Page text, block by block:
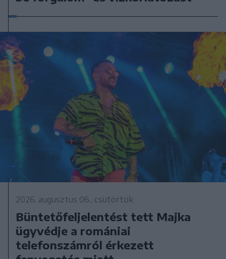
2026. augusztus 06., csütörtök
Büntetőfeljelentést tett Majka
ügyvédje a romániai
telefonszámról érkezett